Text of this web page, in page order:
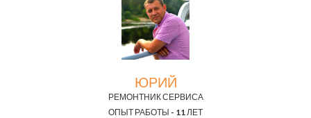
ЮРИЙ
РЕМОНТНИК СЕРВИСА
ОПЫТ РАБОТЫ - 11 ЛЕТ